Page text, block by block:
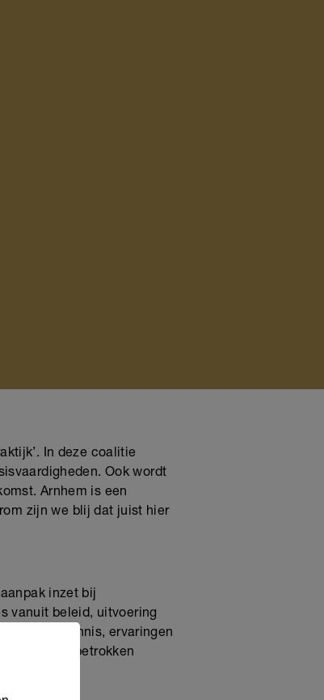
In deze coalitie
Ook wordt
Arnhem is een
zijn we blij dat juist hier
inzet bij
vanuit beleid, uitvoering
doordat kennis, ervaringen
en alle betrokken